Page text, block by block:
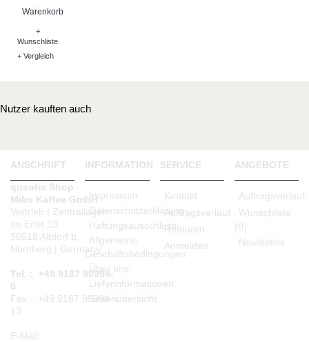
Warenkorb
+
Wunschliste
+ Vergleich
Nutzer kauften auch
ANSCHRIFT
qusotic Shop
Miko Kaffee GmbH
Vertrieb | Zentrallager
Im Erlet 13
90518 Altdorf b.
Nürnberg | Germany
Tel. : +49 9187 90994-
0
Fax : +49 9187 90994-
13
E-Mail:
INFORMATION
Impressum
Datenschutzerklärung
Haftungsausschluss
Allgemeine
Geschäftsbedingungen
Über uns
Lieferinformationen
Seitenübersicht
SERVICE
Kontakt
Auftragsverlauf
Retouren
Anmelden
ANGEBOTE
Auftragsverlauf
Wunschliste
(0)
Newsletter